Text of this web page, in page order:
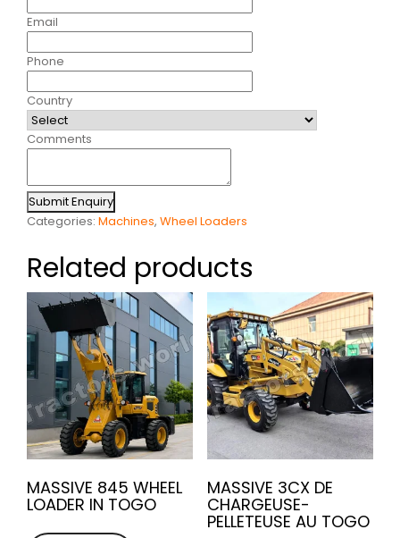
Email
Phone
Country
Comments
Submit Enquiry
Categories: Machines, Wheel Loaders
Related products
MASSIVE 845 WHEEL
LOADER IN TOGO
MASSIVE 3CX DE
CHARGEUSE-
PELLETEUSE AU TOGO